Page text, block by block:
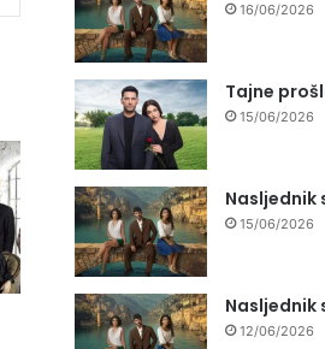
16/06/2026
Tajne
15/06/2026
Nasljednik
15/06/2026
Nasljednik
12/06/2026